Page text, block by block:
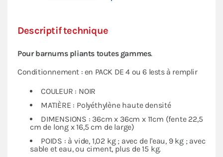
Descriptif technique
Pour barnums pliants toutes gammes.
Conditionnement : en PACK DE 4 ou 6 lests à remplir
COULEUR : NOIR
MATIÈRE : Polyéthylène haute densité
DIMENSIONS : 36cm x 36cm x 11cm (fente 22,5
cm de long x 16,5 cm de large)
POIDS : à vide, 1,02 kg ; avec de l'eau, 9 kg ; avec
sable et eau, ou ciment, plus de 15 kg.